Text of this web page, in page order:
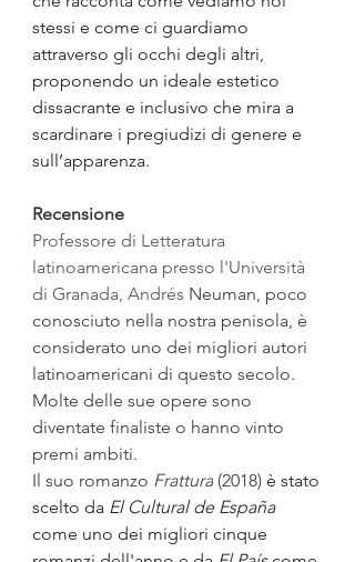
stessi e come ci guardiamo
attraverso gli occhi degli altri,
proponendo un ideale estetico
dissacrante e inclusivo che mira a
scardinare i pregiudizi di genere e
sull’apparenza.
Recensione
Professore di Letteratura
latinoamericana presso l'Università
di Granada, Andrés Neuman, poco
conosciuto nella nostra penisola, è
considerato uno dei migliori autori
latinoamericani di questo secolo.
Molte delle sue opere sono
diventate finaliste o hanno vinto
premi ambiti.
Il suo romanzo Frattura (2018) è stato
scelto da El Cultural de España
come uno dei migliori cinque